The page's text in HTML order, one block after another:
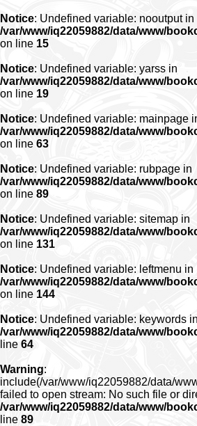
Notice: Undefined variable: nooutput in
/var/www/iq22059882/data/www/
on line 15
Notice: Undefined variable: yarss in
/var/www/iq22059882/data/www/
on line 19
Notice: Undefined variable: mainpage
/var/www/iq22059882/data/www/
on line 63
Notice: Undefined variable: rubpage in
/var/www/iq22059882/data/www/
on line 89
Notice: Undefined variable: sitemap in
/var/www/iq22059882/data/www/
on line 131
Notice: Undefined variable: leftmenu in
/var/www/iq22059882/data/www/
on line 144
Notice: Undefined variable: keywords in
/var/www/iq22059882/data/www/
line 64
Warning:
include(/var/www/iq22059882/data/
failed to open stream: No such file or
/var/www/iq22059882/data/www/
line 89